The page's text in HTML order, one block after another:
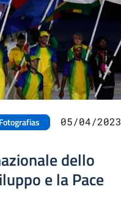
05/04/2023
dello
e la Pace